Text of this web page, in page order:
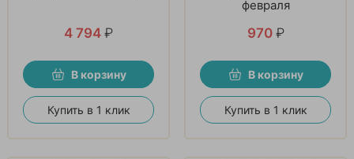
4 794 ₽
В корзину
Купить в 1 клик
февраля
970 ₽
В корзину
Купить в 1 клик